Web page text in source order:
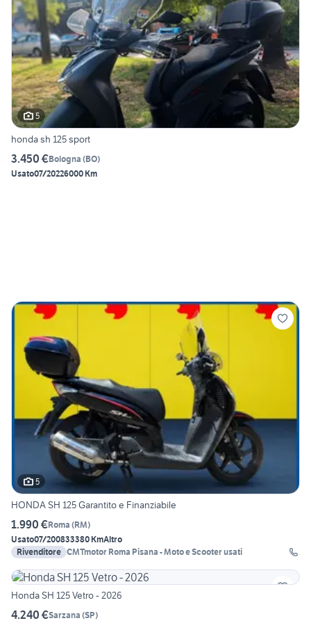
5
honda sh 125 sport
3.450 €Bologna (BO)
Usato07/20226000 Km
5
HONDA SH 125 Garantito e Finanziabile
1.990 €Roma (RM)
Usato07/200833380 KmAltro
Rivenditore CMTmotor Roma Pisana - Moto e Scooter usati
Honda SH 125 Vetro - 2026
4.240 €Sarzana (SP)